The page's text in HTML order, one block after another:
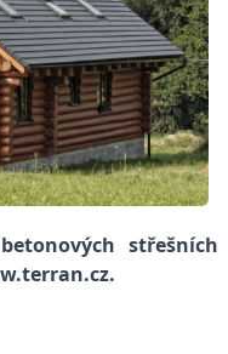
střešních
.